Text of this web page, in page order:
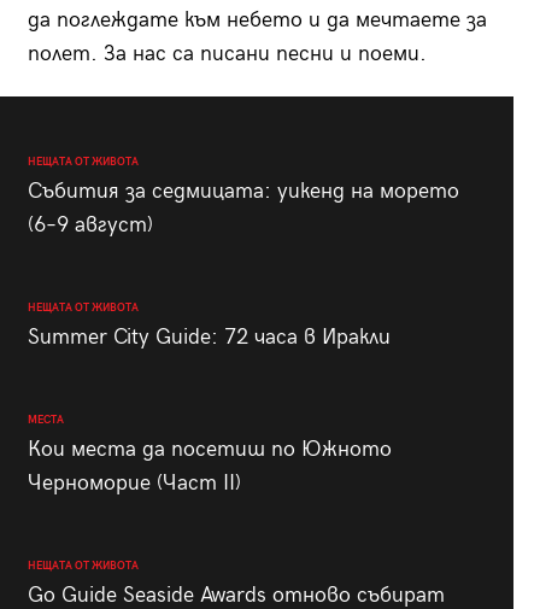
да поглеждате към небето и да мечтаете за
полет. За нас са писани песни и поеми.
НЕЩАТА ОТ ЖИВОТА
Събития за седмицата: уикенд на морето
(6–9 август)
НЕЩАТА ОТ ЖИВОТА
Summer City Guide: 72 часа в Иракли
МЕСТА
Кои места да посетиш по Южното
Черноморие (Част II)
НЕЩАТА ОТ ЖИВОТА
Go Guide Seaside Awards отново събират